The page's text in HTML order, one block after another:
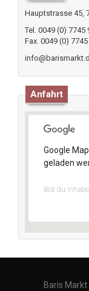
Hauptstrasse 45,
Tel. 0049 (0) 7745
Fax. 0049 (0)
Anfahrt
Google
geladen
Bist du
Baris Markt